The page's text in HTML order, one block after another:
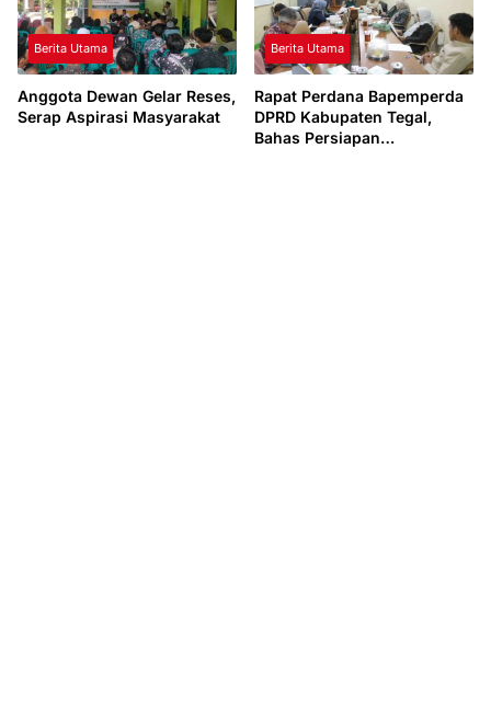
Berita Utama
Anggota Dewan Gelar Reses,
Serap Aspirasi Masyarakat
Berita Utama
Rapat Perdana Bapemperda
DPRD Kabupaten Tegal,
Bahas Persiapan